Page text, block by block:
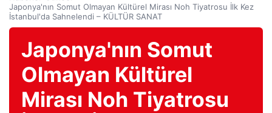
Japonya'nın Somut Olmayan Kültürel Mirası Noh Tiyatrosu İlk Kez
İstanbul'da Sahnelendi – KÜLTÜR SANAT
Japonya'nın Somut
Olmayan Kültürel
Mirası Noh Tiyatrosu